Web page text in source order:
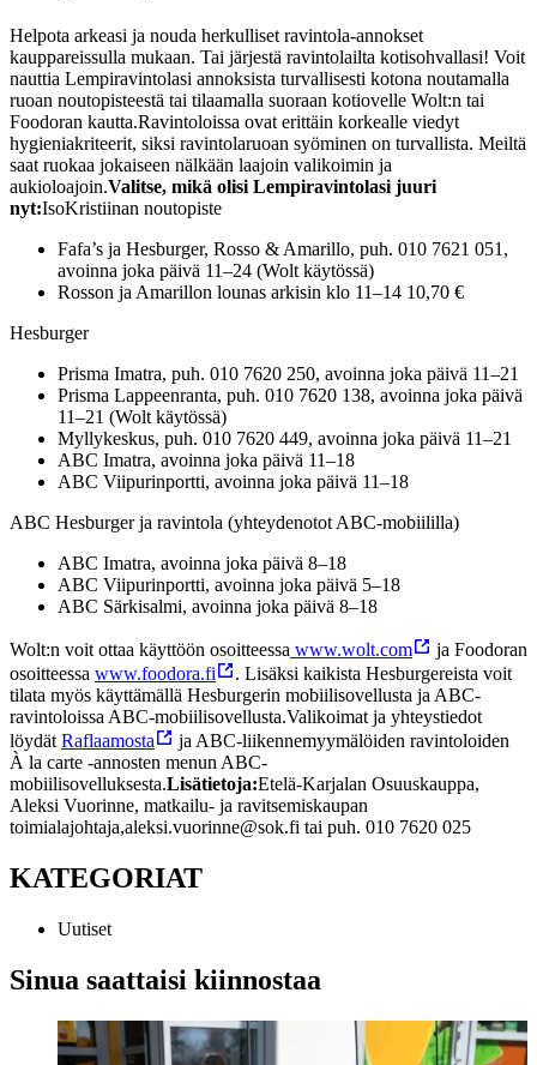
Helpota arkeasi ja nouda herkulliset ravintola-annokset
kauppareissulla mukaan. Tai järjestä ravintolailta kotisohvallasi! Voit
nauttia Lempiravintolasi annoksista turvallisesti kotona noutamalla
ruoan noutopisteestä tai tilaamalla suoraan kotiovelle Wolt:n tai
Foodoran kautta.Ravintoloissa ovat erittäin korkealle viedyt
hygieniakriteerit, siksi ravintolaruoan syöminen on turvallista. Meiltä
saat ruokaa jokaiseen nälkään laajoin valikoimin ja
aukioloajoin.Valitse, mikä olisi Lempiravintolasi juuri
nyt:IsoKristiinan noutopiste
Fafa’s ja Hesburger, Rosso & Amarillo, puh. 010 7621 051,
avoinna joka päivä 11–24 (Wolt käytössä)
Rosson ja Amarillon lounas arkisin klo 11–14 10,70 €
Hesburger
Prisma Imatra, puh. 010 7620 250, avoinna joka päivä 11–21
Prisma Lappeenranta, puh. 010 7620 138, avoinna joka päivä
11–21 (Wolt käytössä)
Myllykeskus, puh. 010 7620 449, avoinna joka päivä 11–21
ABC Imatra, avoinna joka päivä 11–18
ABC Viipurinportti, avoinna joka päivä 11–18
ABC Hesburger ja ravintola (yhteydenotot ABC-mobiililla)
ABC Imatra, avoinna joka päivä 8–18
ABC Viipurinportti, avoinna joka päivä 5–18
ABC Särkisalmi, avoinna joka päivä 8–18
Wolt:n voit ottaa käyttöön osoitteessa www.wolt.com
ja Foodoran
osoitteessa www.foodora.fi
. Lisäksi kaikista Hesburgereista voit
tilata myös käyttämällä Hesburgerin mobiilisovellusta ja ABC-
ravintoloissa ABC-mobiilisovellusta.Valikoimat ja yhteystiedot
löydät Raflaamosta
ja ABC-liikennemyymälöiden ravintoloiden
À la carte -annosten menun ABC-
mobiilisovelluksesta.Lisätietoja:Etelä-Karjalan Osuuskauppa,
Aleksi Vuorinne, matkailu- ja ravitsemiskaupan
toimialajohtaja,aleksi.vuorinne@sok.fi tai puh. 010 7620 025
KATEGORIAT
Uutiset
Sinua saattaisi kiinnostaa